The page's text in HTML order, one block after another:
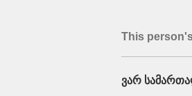
This
ვარ